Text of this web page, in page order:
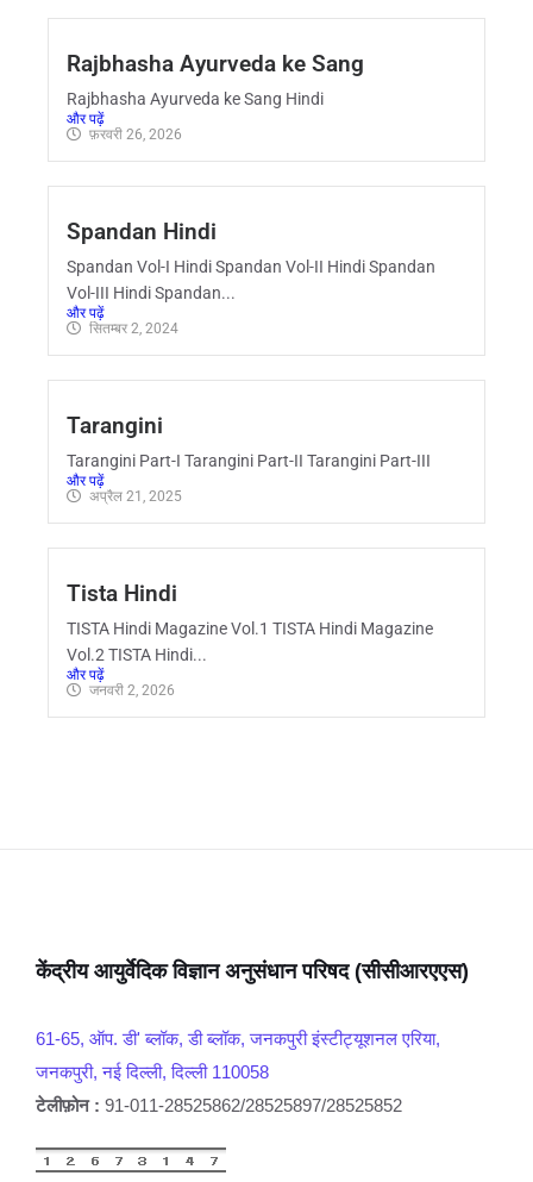
Rajbhasha Ayurveda ke Sang
Rajbhasha Ayurveda ke Sang Hindi
और पढ़ें
फ़रवरी 26, 2026
Spandan Hindi
Spandan Vol-I Hindi Spandan Vol-II Hindi Spandan
Vol-III Hindi Spandan...
और पढ़ें
सितम्बर 2, 2024
Tarangini
Tarangini Part-I Tarangini Part-II Tarangini Part-III
और पढ़ें
अप्रैल 21, 2025
Tista Hindi
TISTA Hindi Magazine Vol.1 TISTA Hindi Magazine
Vol.2 TISTA Hindi...
और पढ़ें
जनवरी 2, 2026
केंद्रीय आयुर्वेदिक विज्ञान अनुसंधान परिषद (सीसीआरएएस)
61-65, ऑप. डी' ब्लॉक, डी ब्लॉक, जनकपुरी इंस्टीट्यूशनल एरिया,
जनकपुरी, नई दिल्ली, दिल्ली 110058
टेलीफ़ोन : 91-011-28525862/28525897/28525852